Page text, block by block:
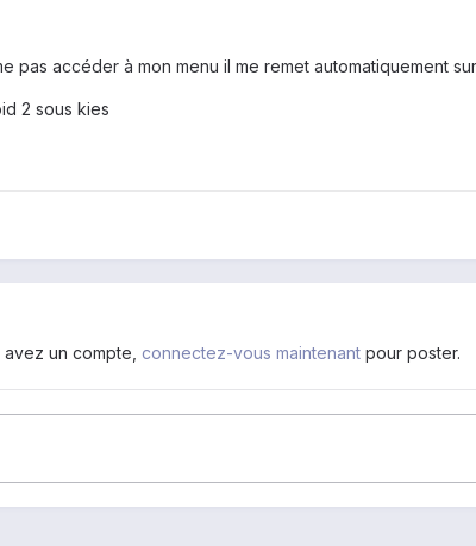
pas accéder à mon menu il me remet automatiquement
2 sous kies
un compte, connectez-vous maintenant pour poster.